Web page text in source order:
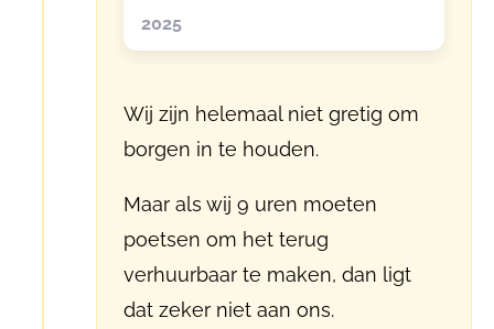
2025
Wij zijn helemaal niet gretig om
borgen in te houden.
Maar als wij 9 uren moeten
poetsen om het terug
verhuurbaar te maken, dan ligt
dat zeker niet aan ons.